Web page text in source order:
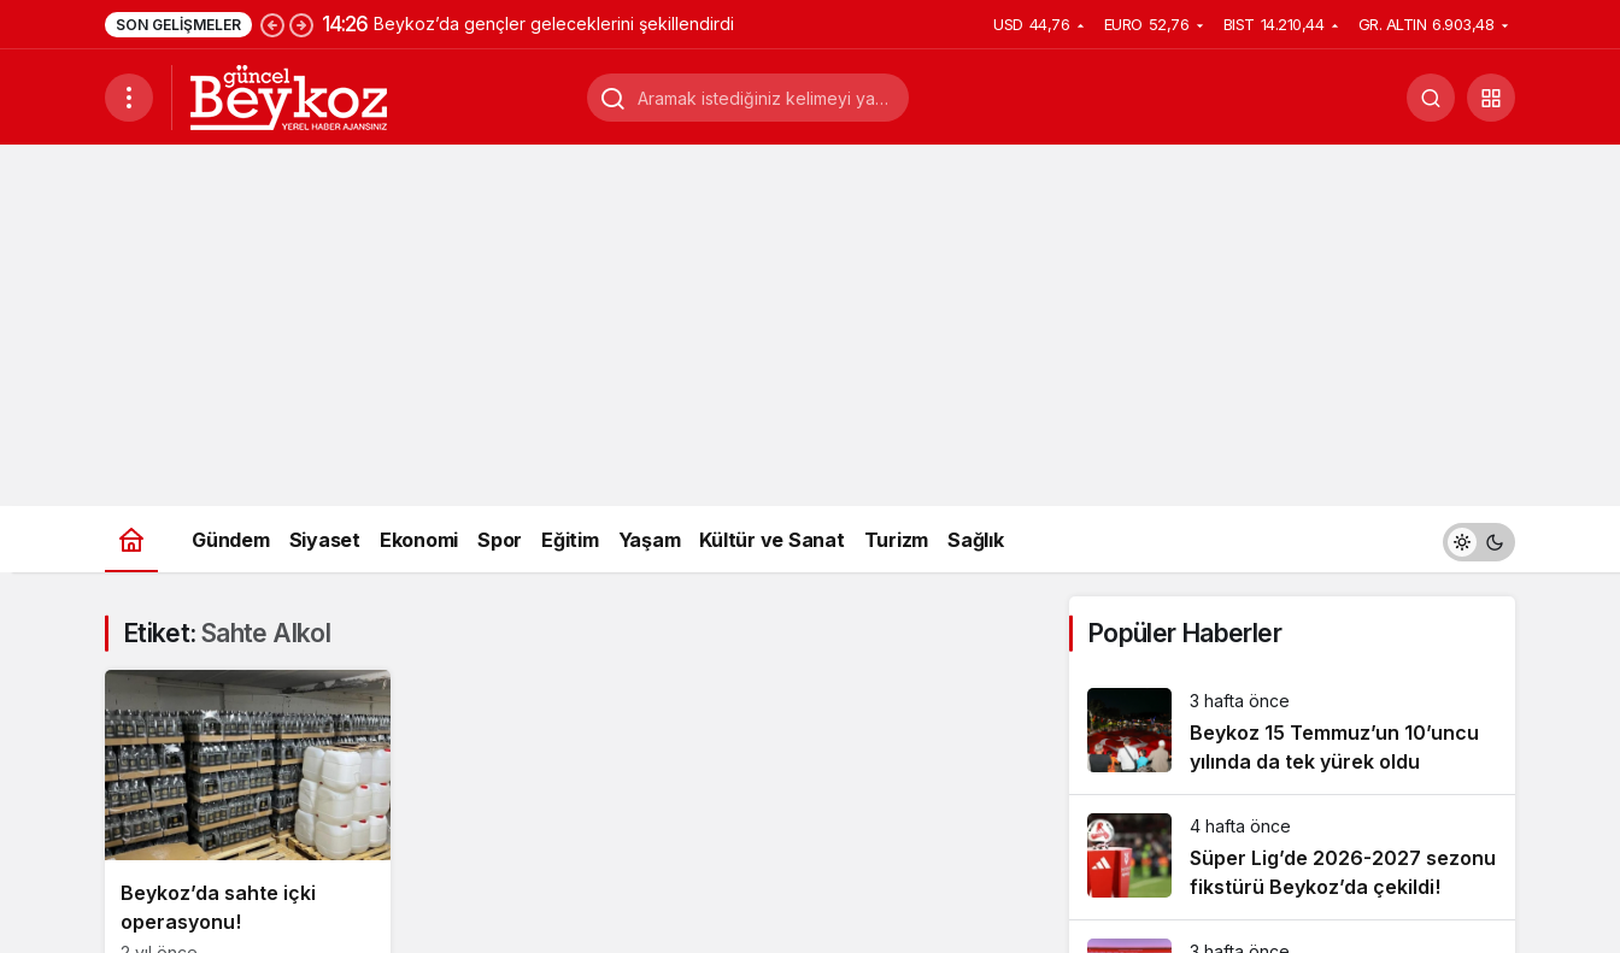
SON GELIŞMELER 14:26 Beykoz’da gençler geleceklerini şekillendirdi USD 44,76 EURO 52,76 BIST 14.210,44 GR. ALTIN 6.903,48
Gündem Siyaset Ekonomi Spor Eğitim Yaşam Kültür ve Sanat Turizm Sağlık
Etiket: Sahte Alkol
Beykoz’da sahte içki
operasyonu!
Popüler Haberler
3 hafta önce
Beykoz 15 Temmuz’un 10’uncu
yılında da tek yürek oldu
4 hafta önce
Süper Lig’de 2026-2027 sezonu
fikstürü Beykoz’da çekildi!